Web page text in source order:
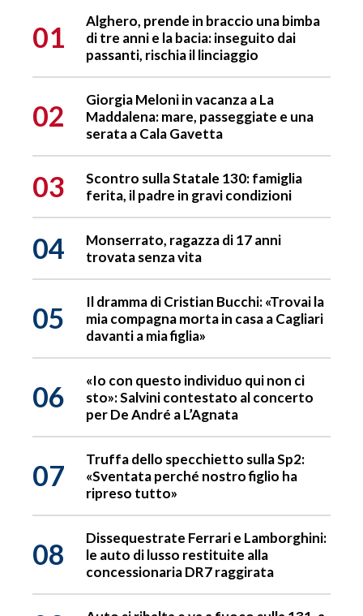
01
Alghero, prende in braccio una bimba
di tre anni e la bacia: inseguito dai
passanti, rischia il linciaggio
02
Giorgia Meloni in vacanza a La
Maddalena: mare, passeggiate e una
serata a Cala Gavetta
03
Scontro sulla Statale 130: famiglia
ferita, il padre in gravi condizioni
04
Monserrato, ragazza di 17 anni
trovata senza vita
05
Il dramma di Cristian Bucchi: «Trovai la
mia compagna morta in casa a Cagliari
davanti a mia figlia»
06
«Io con questo individuo qui non ci
sto»: Salvini contestato al concerto
per De André a L’Agnata
07
Truffa dello specchietto sulla Sp2:
«Sventata perché nostro figlio ha
ripreso tutto»
08
Dissequestrate Ferrari e Lamborghini:
le auto di lusso restituite alla
concessionaria DR7 raggirata